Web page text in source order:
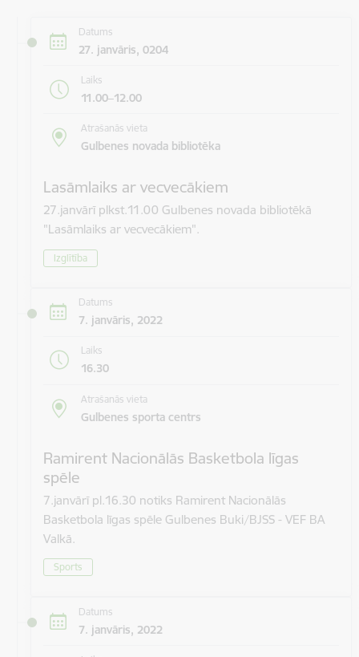
Datums
27. janvāris, 0204
Laiks
11.00–12.00
Atrašanās vieta
Gulbenes novada bibliotēka
Lasāmlaiks ar vecvecākiem
27.janvārī plkst.11.00 Gulbenes novada bibliotēkā
"Lasāmlaiks ar vecvecākiem".
Izglītība
Datums
7. janvāris, 2022
Laiks
16.30
Atrašanās vieta
Gulbenes sporta centrs
Ramirent Nacionālās Basketbola līgas
spēle
7.janvārī pl.16.30 notiks Ramirent Nacionālās
Basketbola līgas spēle Gulbenes Buki/BJSS - VEF BA
Valkā.
Sports
Datums
7. janvāris, 2022